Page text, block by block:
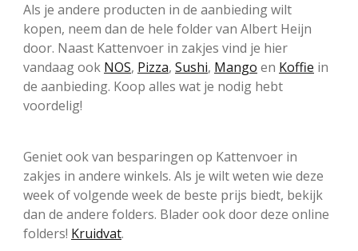
Als je andere producten in de aanbieding wilt
kopen, neem dan de hele folder van Albert Heijn
door. Naast Kattenvoer in zakjes vind je hier
vandaag ook NOS, Pizza, Sushi, Mango en Koffie in
de aanbieding. Koop alles wat je nodig hebt
voordelig!
Geniet ook van besparingen op Kattenvoer in
zakjes in andere winkels. Als je wilt weten wie deze
week of volgende week de beste prijs biedt, bekijk
dan de andere folders. Blader ook door deze online
folders! Kruidvat.